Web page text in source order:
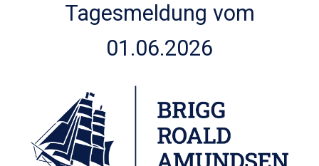
Tagesmeldung vom
01.06.2026